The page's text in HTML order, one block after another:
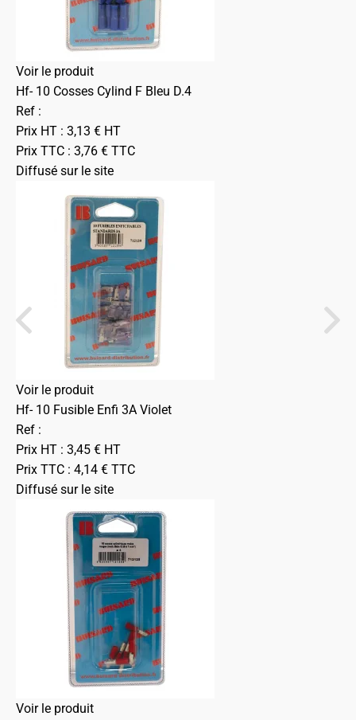
Voir le produit
Hf- 10 Cosses Cylind F Bleu D.4
Ref :
Prix HT : 3,13 € HT
Prix TTC : 3,76 € TTC
Diffusé sur le site
Voir le produit
Hf- 10 Fusible Enfi 3A Violet
Ref :
Prix HT : 3,45 € HT
Prix TTC : 4,14 € TTC
Diffusé sur le site
Voir le produit